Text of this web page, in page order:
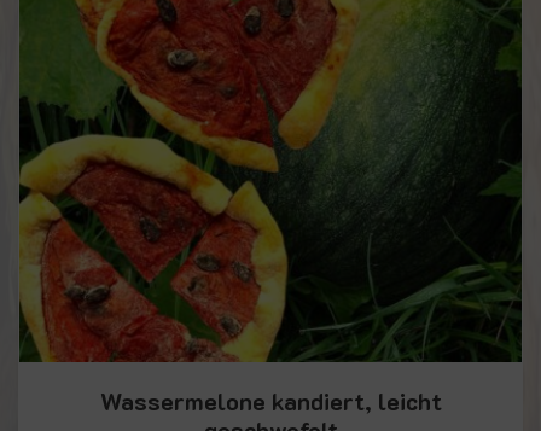
Wassermelone kandiert, leicht